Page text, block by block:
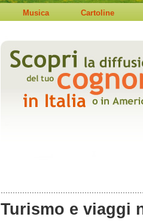
Musica Cartoline
Turismo e viaggi